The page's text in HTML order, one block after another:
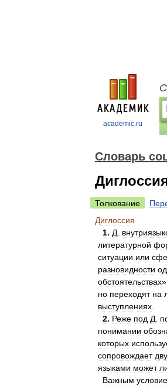
academic.ru
Словарь
Толкование
Диглоссия
1. Д
литературной
ситуации или
разновидности
обстоятельствах».
но переходят на
выступлениях
2. Реже под Д
понимании
которых
сопровождает
языками может
Важным